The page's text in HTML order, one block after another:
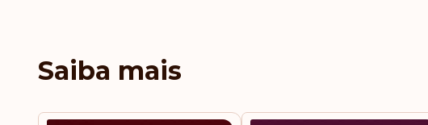
Essuatíni
Saiba mais